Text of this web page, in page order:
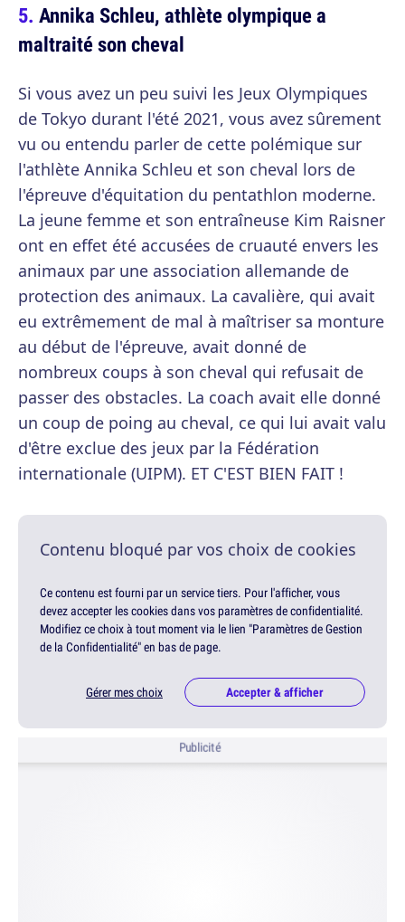
Annika Schleu, athlète olympique a
maltraité son cheval
Si vous avez un peu suivi les Jeux Olympiques
de Tokyo durant l'été 2021, vous avez sûrement
vu ou entendu parler de cette polémique sur
l'athlète Annika Schleu et son cheval lors de
l'épreuve d'équitation du pentathlon moderne.
La jeune femme et son entraîneuse Kim Raisner
ont en effet été accusées de cruauté envers les
animaux par une association allemande de
protection des animaux. La cavalière, qui avait
eu extrêmement de mal à maîtriser sa monture
au début de l'épreuve, avait donné de
nombreux coups à son cheval qui refusait de
passer des obstacles. La coach avait elle donné
un coup de poing au cheval, ce qui lui avait valu
d'être exclue des jeux par la Fédération
internationale (UIPM). ET C'EST BIEN FAIT !
Contenu bloqué par vos choix de cookies
Ce contenu est fourni par un service tiers. Pour l'afficher, vous
devez accepter les cookies dans vos paramètres de confidentialité.
Modifiez ce choix à tout moment via le lien "Paramètres de Gestion
de la Confidentialité" en bas de page.
Gérer mes choix Accepter & afficher
Publicité